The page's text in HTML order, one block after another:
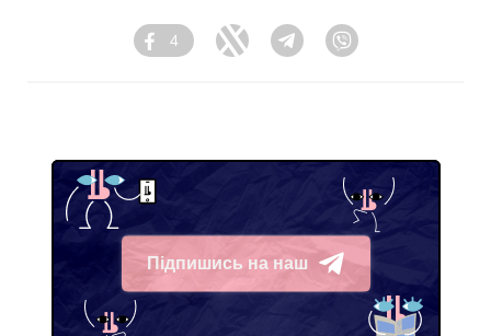
Facebook
4
Twitter TelegramViber
Підпишись на наш
Telegram